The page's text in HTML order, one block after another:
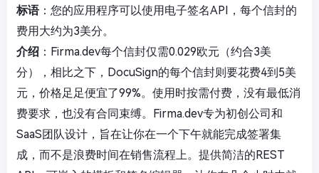
标语：您的应用程序可以使用电子签名API，每个信封的
费用大约为3美分。
介绍 ：Firma.dev每个信封仅需0.029欧元（约合3美
分），相比之下，DocuSign的每个信封则要花费4到5美
元，价格足足便宜了99%。使用时按需付费，没有最低消
费要求，也没有合同束缚。Firma.dev专为初创公司和
SaaS团队设计，旨在让你在一个下午就能完成签署集
成，而不是浪费时间在销售流程上。提供简洁的REST